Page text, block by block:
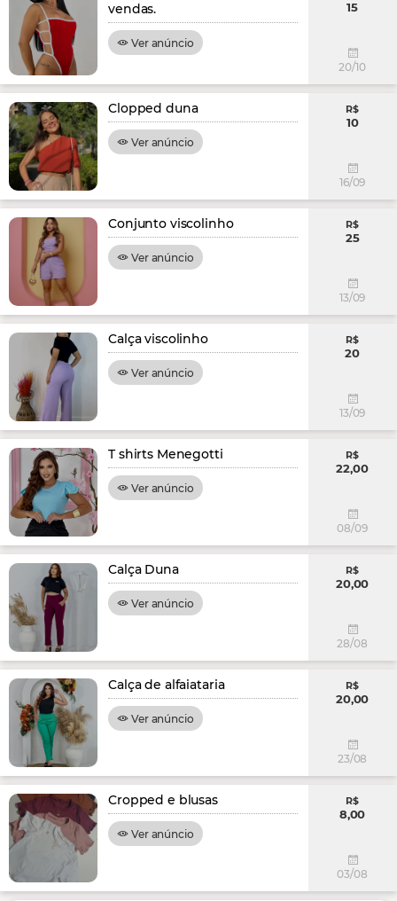
vendas.
Ver anúncio
15
20/10
Clopped duna
Ver anúncio
R$
10
16/09
Conjunto viscolinho
Ver anúncio
R$
25
13/09
Calça viscolinho
Ver anúncio
R$
20
13/09
T shirts Menegotti
Ver anúncio
R$
22,00
08/09
Calça Duna
Ver anúncio
R$
20,00
28/08
Calça de alfaiataria
Ver anúncio
R$
20,00
23/08
Cropped e blusas
Ver anúncio
R$
8,00
03/08